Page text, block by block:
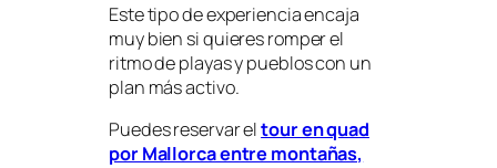
Este tipo de experiencia encaja
muy bien si quieres romper el
ritmo de playas y pueblos con un
plan más activo.
Puedes reservar eltour en quad
por Mallorca entre montañas,